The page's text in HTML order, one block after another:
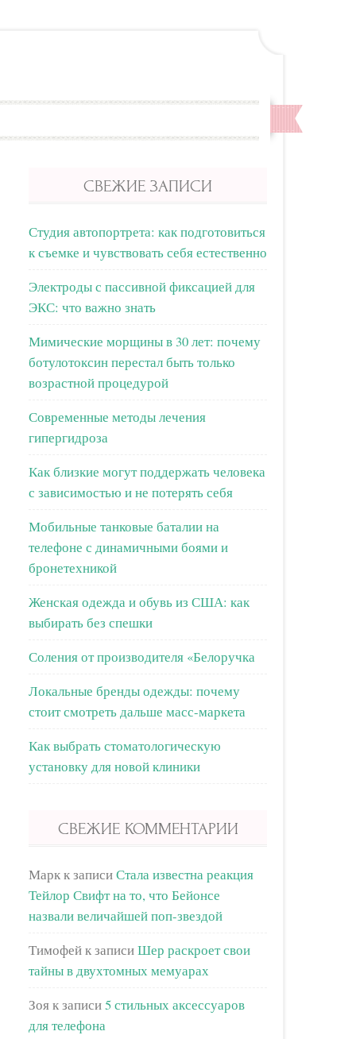
СВЕЖИЕ ЗАПИСИ
Студия автопортрета: как подготовиться
к съемке и чувствовать себя естественно
Электроды с пассивной фиксацией для
ЭКС: что важно знать
Мимические морщины в 30 лет: почему
ботулотоксин перестал быть только
возрастной процедурой
Современные методы лечения
гипергидроза
Как близкие могут поддержать человека
с зависимостью и не потерять себя
Мобильные танковые баталии на
телефоне с динамичными боями и
бронетехникой
Женская одежда и обувь из США: как
выбирать без спешки
Соления от производителя «Белоручка
Локальные бренды одежды: почему
стоит смотреть дальше масс-маркета
Как выбрать стоматологическую
установку для новой клиники
СВЕЖИЕ КОММЕНТАРИИ
Маркк записиСтала известна реакция
Тейлор Свифт на то, что Бейонсе
назвали величайшей поп-звездой
Тимофейк записиШер раскроет свои
тайны в двухтомных мемуарах
Зояк записи5 стильных аксессуаров
для телефона